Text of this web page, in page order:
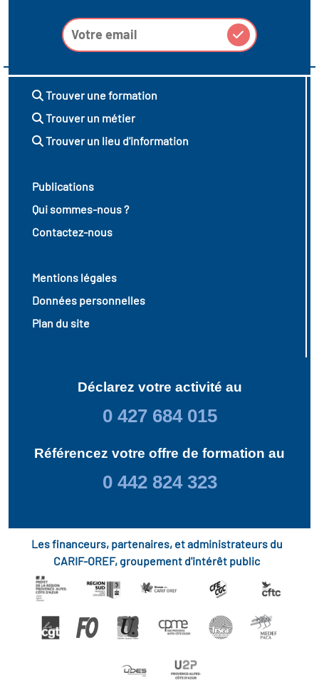
Trouver une formation
Trouver un métier
Trouver un lieu d'information
Publications
Qui sommes-nous ?
Contactez-nous
Mentions légales
Données personnelles
Plan du site
Déclarez votre activité au
0 427 684 015
Référencez votre offre de formation au
0 442 824 323
Les financeurs, partenaires, et administrateurs du
CARIF-OREF, groupement d'intérêt public